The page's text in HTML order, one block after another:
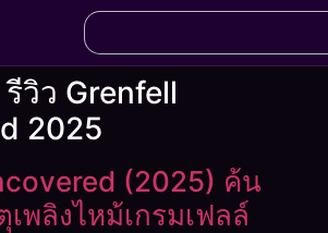
รีวิว Grenfell
2025
(2025) ค้น
เพลิงไหม้เกรมเฟลล์